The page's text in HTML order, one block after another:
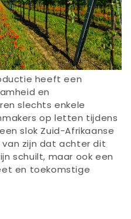
heeft een
en
slechts enkele
op letten tijdens
slok Zuid-Afrikaanse
van zijn dat achter dit
schuilt, maar ook een
en toekomstige